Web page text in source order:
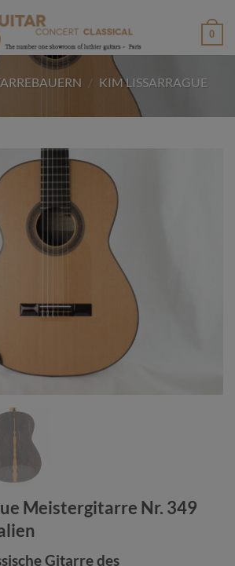
0
/ KIM LISSARRAGUE
Meistergitarre Nr. 349
Gitarre des